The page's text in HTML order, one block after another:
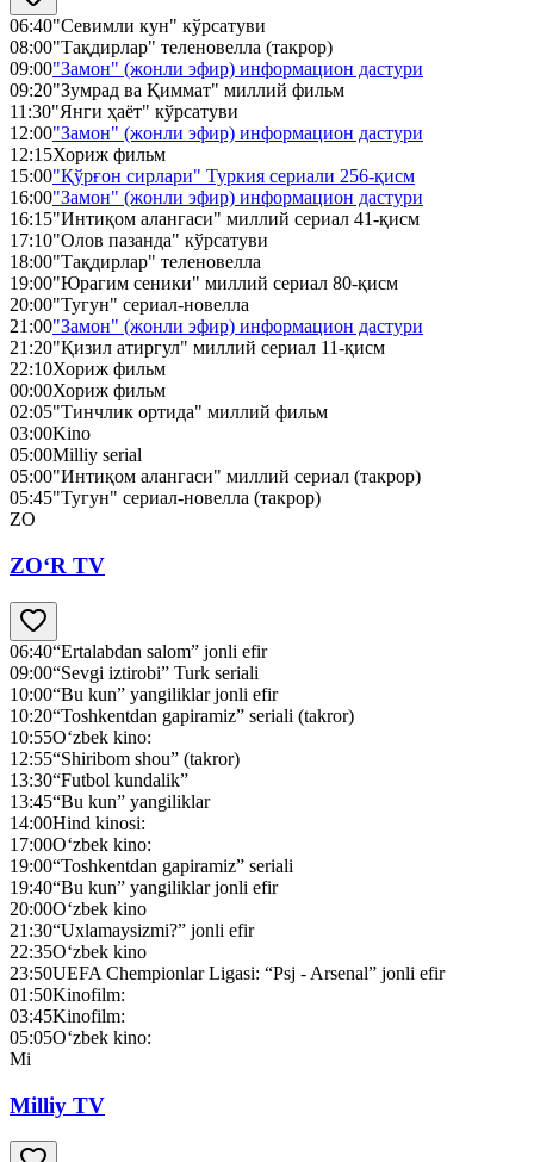
06:40"Севимли кун" кўрсатуви
08:00"Тақдирлар" теленовелла (такрор)
09:00"Замон" (жонли эфир) информацион дастури
09:20"Зумрад ва Қиммат" миллий фильм
11:30"Янги ҳаёт" кўрсатуви
12:00"Замон" (жонли эфир) информацион дастури
12:15Хориж фильм
15:00"Қўрғон сирлари" Туркия сериали 256-қисм
16:00"Замон" (жонли эфир) информацион дастури
16:15"Интиқом алангаси" миллий сериал 41-қисм
17:10"Олов пазанда" кўрсатуви
18:00"Тақдирлар" теленовелла
19:00"Юрагим сеники" миллий сериал 80-қисм
20:00"Тугун" сериал-новелла
21:00"Замон" (жонли эфир) информацион дастури
21:20"Қизил атиргул" миллий сериал 11-қисм
22:10Хориж фильм
00:00Хориж фильм
02:05"Тинчлик ортида" миллий фильм
03:00Kino
05:00Milliy serial
05:00"Интиқом алангаси" миллий сериал (такрор)
05:45"Тугун" сериал-новелла (такрор)
ZO
ZO‘R TV
06:40“Ertalabdan salom” jonli efir
09:00“Sevgi iztirobi” Turk seriali
10:00“Bu kun” yangiliklar jonli efir
10:20“Toshkentdan gapiramiz” seriali (takror)
10:55O‘zbek kino:
12:55“Shiribom shou” (takror)
13:30“Futbol kundalik”
13:45“Bu kun” yangiliklar
14:00Hind kinosi:
17:00O‘zbek kino:
19:00“Toshkentdan gapiramiz” seriali
19:40“Bu kun” yangiliklar jonli efir
20:00O‘zbek kino
21:30“Uxlamaysizmi?” jonli efir
22:35O‘zbek kino
23:50UEFA Chempionlar Ligasi: “Psj - Arsenal” jonli efir
01:50Kinofilm:
03:45Kinofilm:
05:05O‘zbek kino:
Mi
Milliy TV